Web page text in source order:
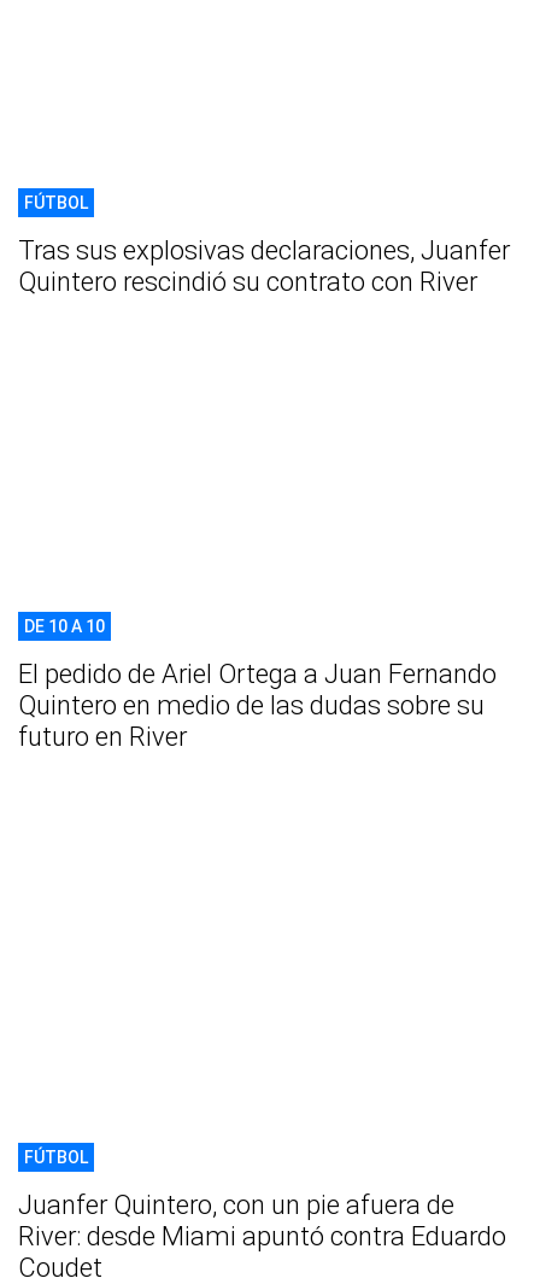
FÚTBOL
Tras sus explosivas declaraciones, Juanfer
Quintero rescindió su contrato con River
DE 10 A 10
El pedido de Ariel Ortega a Juan Fernando
Quintero en medio de las dudas sobre su
futuro en River
FÚTBOL
Juanfer Quintero, con un pie afuera de
River: desde Miami apuntó contra Eduardo
Coudet